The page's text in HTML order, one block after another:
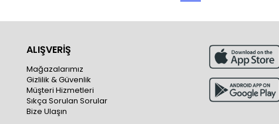
ALIŞVERİŞ
Mağazalarımız
Gizlilik & Güvenlik
Müşteri Hizmetleri
Sıkça Sorulan Sorular
Bize Ulaşın